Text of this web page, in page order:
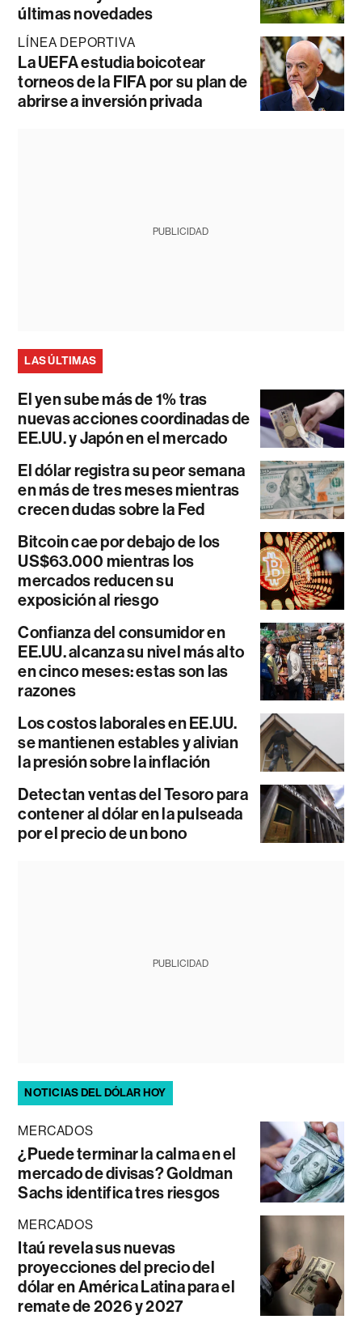
últimas novedades
LÍNEA DEPORTIVA
La UEFA estudia boicotear
torneos de la FIFA por su plan de
abrirse a inversión privada
PUBLICIDAD
LAS ÚLTIMAS
El yen sube más de 1% tras
nuevas acciones coordinadas de
EE.UU. y Japón en el mercado
El dólar registra su peor semana
en más de tres meses mientras
crecen dudas sobre la Fed
Bitcoin cae por debajo de los
US$63.000 mientras los
mercados reducen su
exposición al riesgo
Confianza del consumidor en
EE.UU. alcanza su nivel más alto
en cinco meses: estas son las
razones
Los costos laborales en EE.UU.
se mantienen estables y alivian
la presión sobre la inflación
Detectan ventas del Tesoro para
contener al dólar en la pulseada
por el precio de un bono
PUBLICIDAD
NOTICIAS DEL DÓLAR HOY
MERCADOS
¿Puede terminar la calma en el
mercado de divisas? Goldman
Sachs identifica tres riesgos
MERCADOS
Itaú revela sus nuevas
proyecciones del precio del
dólar en América Latina para el
remate de 2026 y 2027